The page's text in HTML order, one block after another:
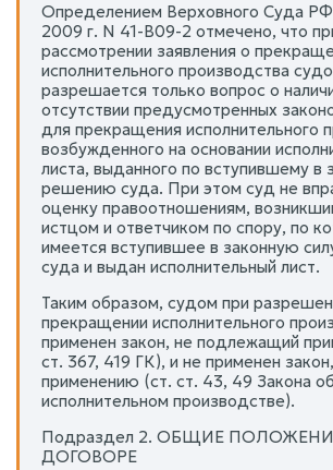
Определением Верховного Суда РФ
2009 г. N 41-В09-2 отмечено, что
рассмотрении заявления о
исполнительного производства
разрешается только вопрос о
отсутствии предусмотренных
для прекращения исполнительного
возбужденного на основании
листа, выданного по вступившему в
решению суда. При этом суд не
оценку правоотношениям,
истцом и ответчиком по спору, по
имеется вступившее в законную
суда и выдан исполнительный лист.
Таким образом, судом при
прекращении исполнительного
применен закон, не подлежащий
ст. 367, 419 ГК), и не применен
применению (ст. ст. 43, 49 Закона об
исполнительном производстве).
Подраздел 2. ОБЩИЕ
ДОГОВОРЕ